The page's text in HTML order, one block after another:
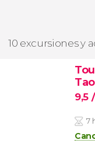
10 excursiones y
Tao
9,5
7